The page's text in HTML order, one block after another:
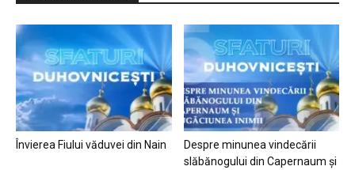
Învierea Fiului văduvei din Nain
Despre minunea vindecării
slăbănogului din Capernaum și